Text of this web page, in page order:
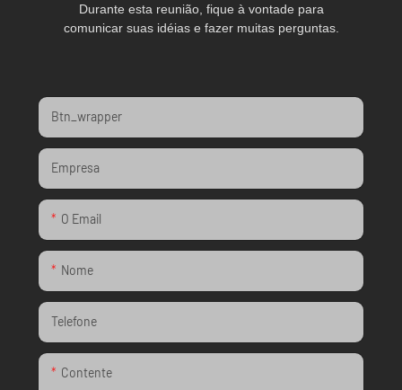
Durante esta reunião, fique à vontade para
comunicar suas idéias e fazer muitas perguntas.
Btn_wrapper
Empresa
O Email
Nome
Telefone
Contente